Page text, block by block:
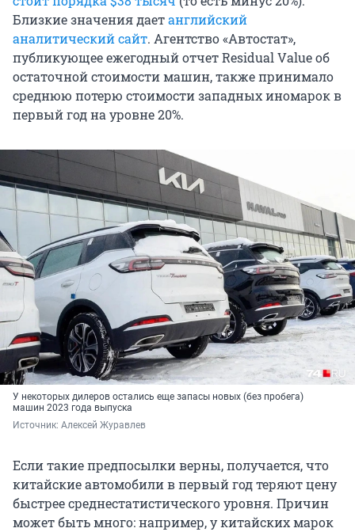
Близкие значения даетанглийский
аналитический сайт. Агентство «Автостат»,
публикующее ежегодный отчет Residual Value об
остаточной стоимости машин, также принимало
среднюю потерю стоимости западных иномарок в
первый год на уровне 20%.
У некоторых дилеров остались еще запасы новых (без пробега)
машин 2023 года выпуска
Источник: Алексей Журавлев
Если такие предпосылки верны, получается, что
китайские автомобили в первый год теряют цену
быстрее среднестатистического уровня. Причин
может быть много: например, у китайских марок